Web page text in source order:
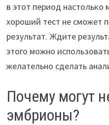
в этот период
хороший тест не сможет
результат. Ждите
этого можно
желательно сделать
Почему могут
эмбрионы?